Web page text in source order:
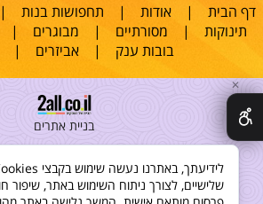
דף הבית |אודות | תחפושות בנות
תינוקות | מסורתיים | מבוגרים |
בובות ענק |אביזרים |
בניית אתרים
✕
שלישיים, לצורך ניתוח השימוש באתר, שיפור